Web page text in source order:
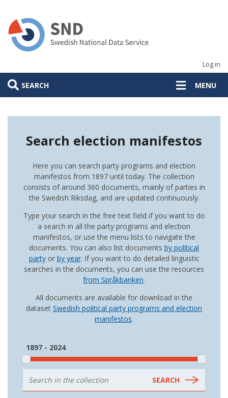
main
content
Log in
SEARCH MENU
Search election manifestos
Here you can search party programs and election
manifestos from 1897 until today. The collection
consists of around 360 documents, mainly of parties in
the Swedish Riksdag, and are updated continuously.
Type your search in the free text field if you want to do
a search in all the party programs and election
manifestos, or use the menu lists to navigate the
documents. You can also list documents by political
partyor by year. If you want to do detailed linguistic
searches in the documents, you can use the resources
from Språkbanken.
All documents are available for download in the
dataset Swedish political party programs and election
manifestos.
1897 - 2024